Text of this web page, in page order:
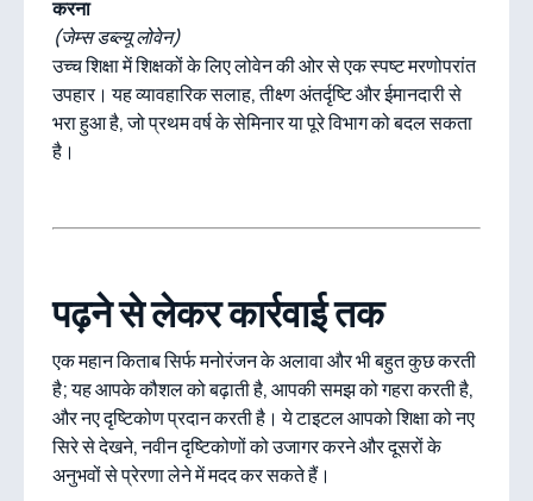
करना
(जेम्स डब्ल्यू लोवेन)
उच्च शिक्षा में शिक्षकों के लिए लोवेन की ओर से एक स्पष्ट मरणोपरांत
उपहार। यह व्यावहारिक सलाह, तीक्ष्ण अंतर्दृष्टि और ईमानदारी से
भरा हुआ है, जो प्रथम वर्ष के सेमिनार या पूरे विभाग को बदल सकता
है।
पढ़ने से लेकर कार्रवाई तक
एक महान किताब सिर्फ मनोरंजन के अलावा और भी बहुत कुछ करती
है; यह आपके कौशल को बढ़ाती है, आपकी समझ को गहरा करती है,
और नए दृष्टिकोण प्रदान करती है। ये टाइटल आपको शिक्षा को नए
सिरे से देखने, नवीन दृष्टिकोणों को उजागर करने और दूसरों के
अनुभवों से प्रेरणा लेने में मदद कर सकते हैं।